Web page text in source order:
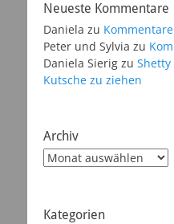
Neueste Kommentare
Daniela zu Kommentare
Peter und Sylvia zu
Daniela Sierig zu
Kutsche zu ziehen
Archiv
Archiv
Kategorien